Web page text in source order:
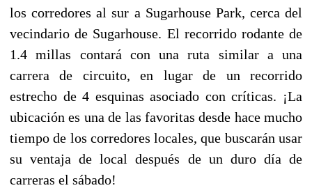
los corredores al sur a Sugarhouse Park, cerca del
vecindario de Sugarhouse. El recorrido rodante de
1.4 millas contará con una ruta similar a una
carrera de circuito, en lugar de un recorrido
estrecho de 4 esquinas asociado con críticas. ¡La
ubicación es una de las favoritas desde hace mucho
tiempo de los corredores locales, que buscarán usar
su ventaja de local después de un duro día de
carreras el sábado!